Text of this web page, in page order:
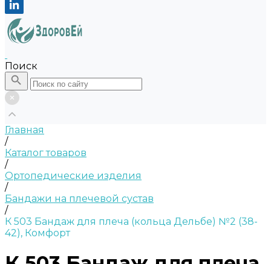
Поиск
Главная
/
Каталог товаров
/
Ортопедические изделия
/
Бандажи на плечевой сустав
/
К 503 Бандаж для плеча (кольца Дельбе) №2 (38-
42), Комфорт